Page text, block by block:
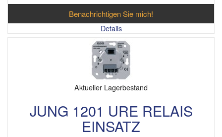
Benachrichtigen Sie mich!
Details
Aktueller Lagerbestand
JUNG 1201 URE RELAIS
EINSATZ